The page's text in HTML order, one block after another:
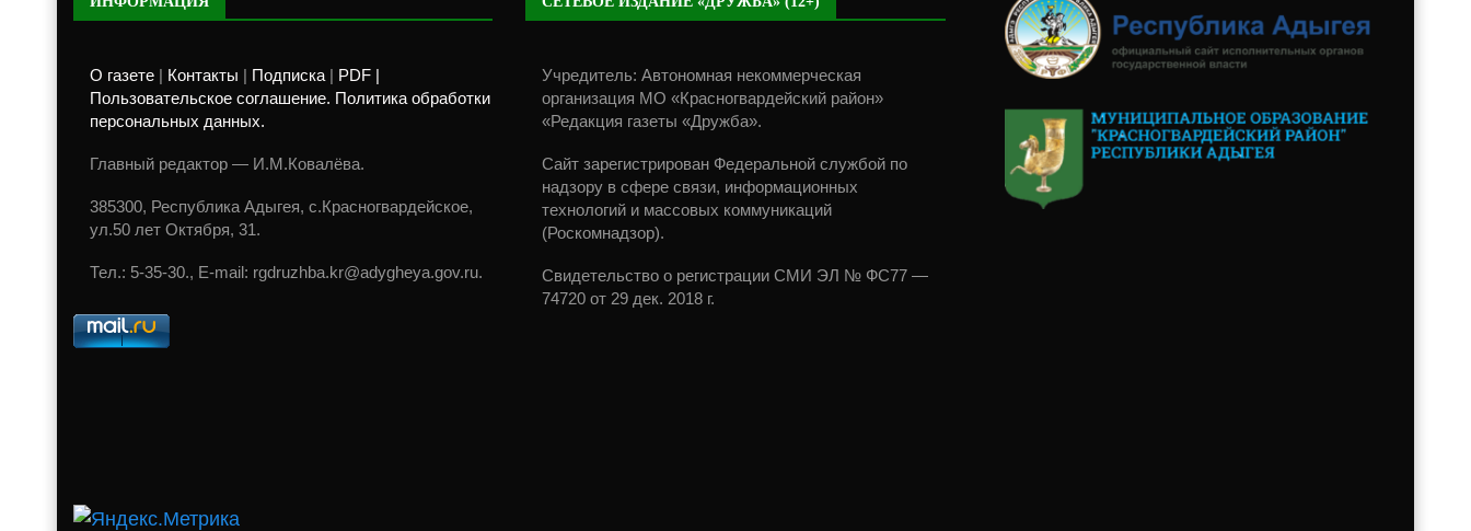
О газете Контакты Подписка
PDF |
Пользовательское соглашение. Политика обработки
персональных данных.
Главный редактор — И.М.Ковалёва.
385300, Республика Адыгея, с.Красногвардейское,
ул.50 лет Октября, 31.
Тел.: 5-35-30., E-mail: rgdruzhba.kr@adygheya.gov.ru.
Учредитель: Автономная некоммерческая
организация МО «Красногвардейский район»
«Редакция газеты «Дружба».
Сайт зарегистрирован Федеральной службой по
надзору в сфере связи, информационных
технологий и массовых коммуникаций
(Роскомнадзор).
Свидетельство о регистрации СМИ ЭЛ № ФС77 —
74720 от 29 дек. 2018 г.